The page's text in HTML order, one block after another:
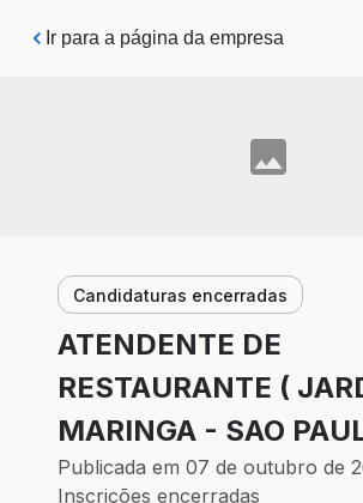
Pular para o conteúdo principal
Ir para a página da empresa
Candidaturas encerradas
ATENDENTE DE
RESTAURANTE (
MARINGA - SAO
Publicada em 07 de outubro de
Inscrições encerradas